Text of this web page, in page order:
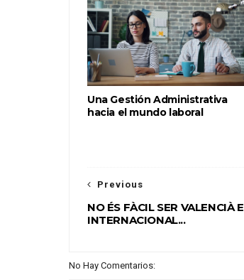
Una Gestión Administrativa
hacia el mundo laboral
Previous
NO ÉS FÀCIL SER VALENCIÀ E
INTERNACIONAL...
No Hay Comentarios: